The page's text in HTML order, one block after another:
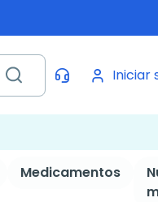
Iniciar
Medicamentos